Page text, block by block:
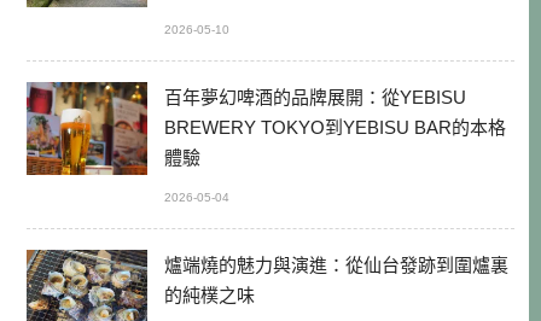
2026-05-10
百年夢幻啤酒的品牌展開：從YEBISU
BREWERY TOKYO到YEBISU BAR的本格
體驗
2026-05-04
爐端燒的魅力與演進：從仙台發跡到圍爐裏
的純樸之味